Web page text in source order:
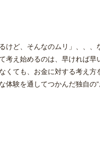
けど、そんなのムリ」、、
考え始めるのは、早ければ
くても、お金に対する考え
験を通してつかんだ独自の